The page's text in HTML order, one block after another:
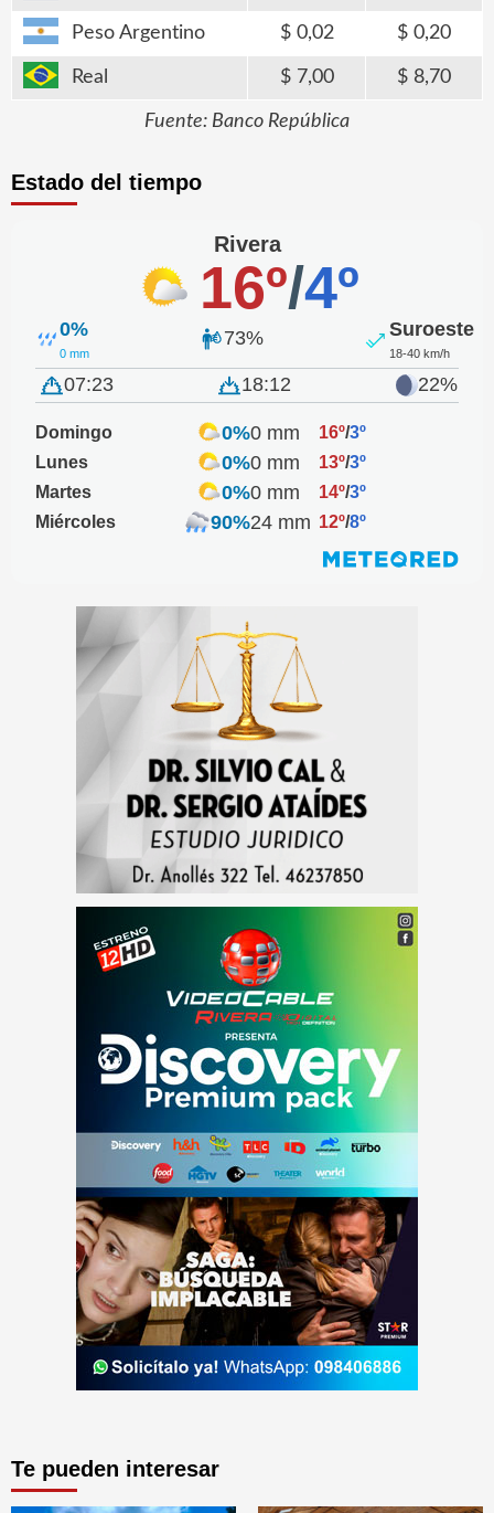
Peso Argentino 0,02 0,20
Real 7,00 8,70
Fuente: Banco República
Estado del tiempo
Rivera
16º/4º
0%
0 mm
73% Suroeste
18-40 km/h
07:23 18:12 22%
Domingo 0%0 mm 16º/3º
Lunes
0%0 mm 13º/3º
Martes
0%0 mm 14º/3º
Miércoles
90%24 mm 12º/8º
Te pueden interesar